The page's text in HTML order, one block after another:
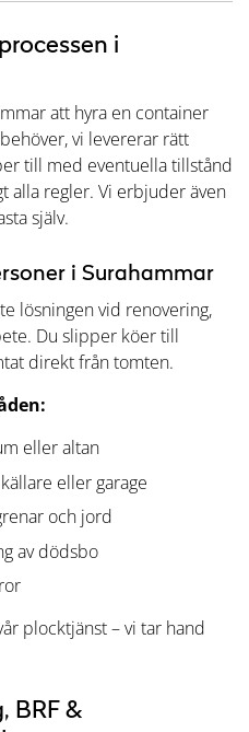
i
att hyra en container
vi levererar rätt
till med eventuella tillstånd
alla regler. Vi erbjuder även
själv.
i Surahammar
lösningen vid renovering,
Du slipper köer till
direkt från tomten.
eller altan
eller garage
och jord
av dödsbo
plocktjänst – vi tar hand
BRF &